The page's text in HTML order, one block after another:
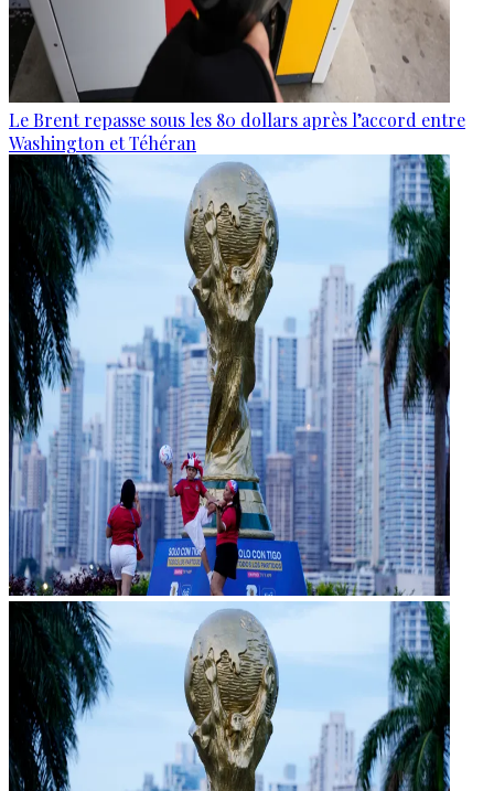
Le Brent repasse sous les 80 dollars après l’accord entre
Washington et Téhéran